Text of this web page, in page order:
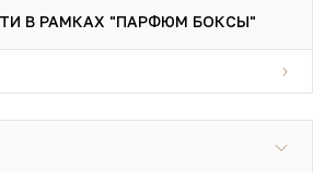
В РАМКАХ "ПАРФЮМ БОКСЫ"